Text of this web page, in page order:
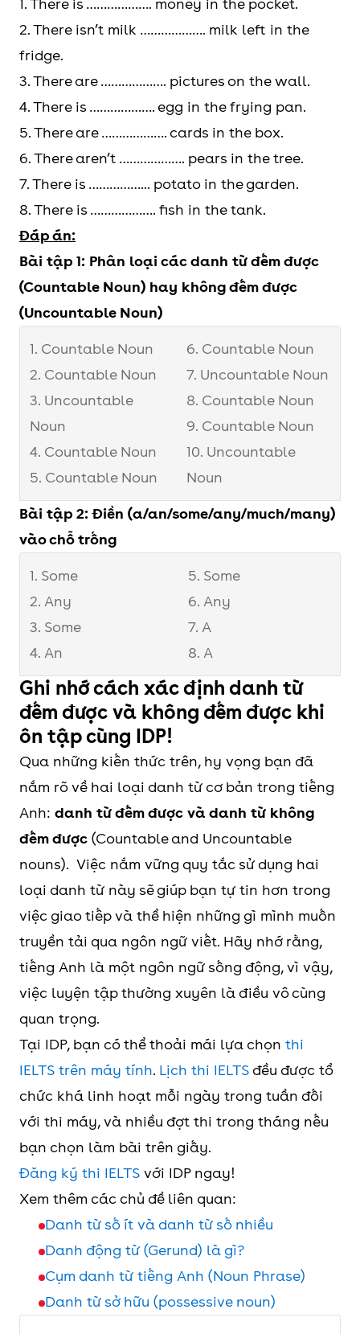
1. There is ………………. money in the pocket.
2. There isn’t milk ………………. milk left in the
fridge.
3. There are ………………. pictures on the wall.
4. There is ………………. egg in the frying pan.
5. There are ………………. cards in the box.
6. There aren’t ………………. pears in the tree.
7. There is ……………... potato in the garden.
8. There is ………………. fish in the tank.
Đáp án:
Bài tập 1: Phân loại các danh từ đếm được
(Countable Noun) hay không đếm được
(Uncountable Noun)
1. Countable Noun
2. Countable Noun
3. Uncountable
Noun
4. Countable Noun
5. Countable Noun
6. Countable Noun
7. Uncountable Noun
8. Countable Noun
9. Countable Noun
10. Uncountable
Noun
Bài tập 2: Điền (a/an/some/any/much/many)
vào chỗ trống
1. Some
2. Any
3. Some
4. An
5. Some
6. Any
7. A
8. A
Ghi nhớ cách xác định danh từ
đếm được và không đếm được khi
ôn tập cùng IDP!
Qua những kiến thức trên, hy vọng bạn đã
nắm rõ về hai loại danh từ cơ bản trong tiếng
Anh: danh từ đếm được và danh từ không
đếm được (Countable and Uncountable
nouns). Việc nắm vững quy tắc sử dụng hai
loại danh từ này sẽ giúp bạn tự tin hơn trong
việc giao tiếp và thể hiện những gì mình muốn
truyền tải qua ngôn ngữ viết. Hãy nhớ rằng,
tiếng Anh là một ngôn ngữ sống động, vì vậy,
việc luyện tập thường xuyên là điều vô cùng
quan trọng.
Tại IDP, bạn có thể thoải mái lựa chọn thi
IELTS trên máy tính. Lịch thi IELTS đều được tổ
chức khá linh hoạt mỗi ngày trong tuần đối
với thi máy, và nhiều đợt thi trong tháng nếu
bạn chọn làm bài trên giấy.
Đăng ký thi IELTS với IDP ngay!
Xem thêm các chủ đề liên quan:
Danh từ số ít và danh từ số nhiều
Danh động từ (Gerund) là gì?
Cụm danh từ tiếng Anh (Noun Phrase)
Danh từ sở hữu (possessive noun)